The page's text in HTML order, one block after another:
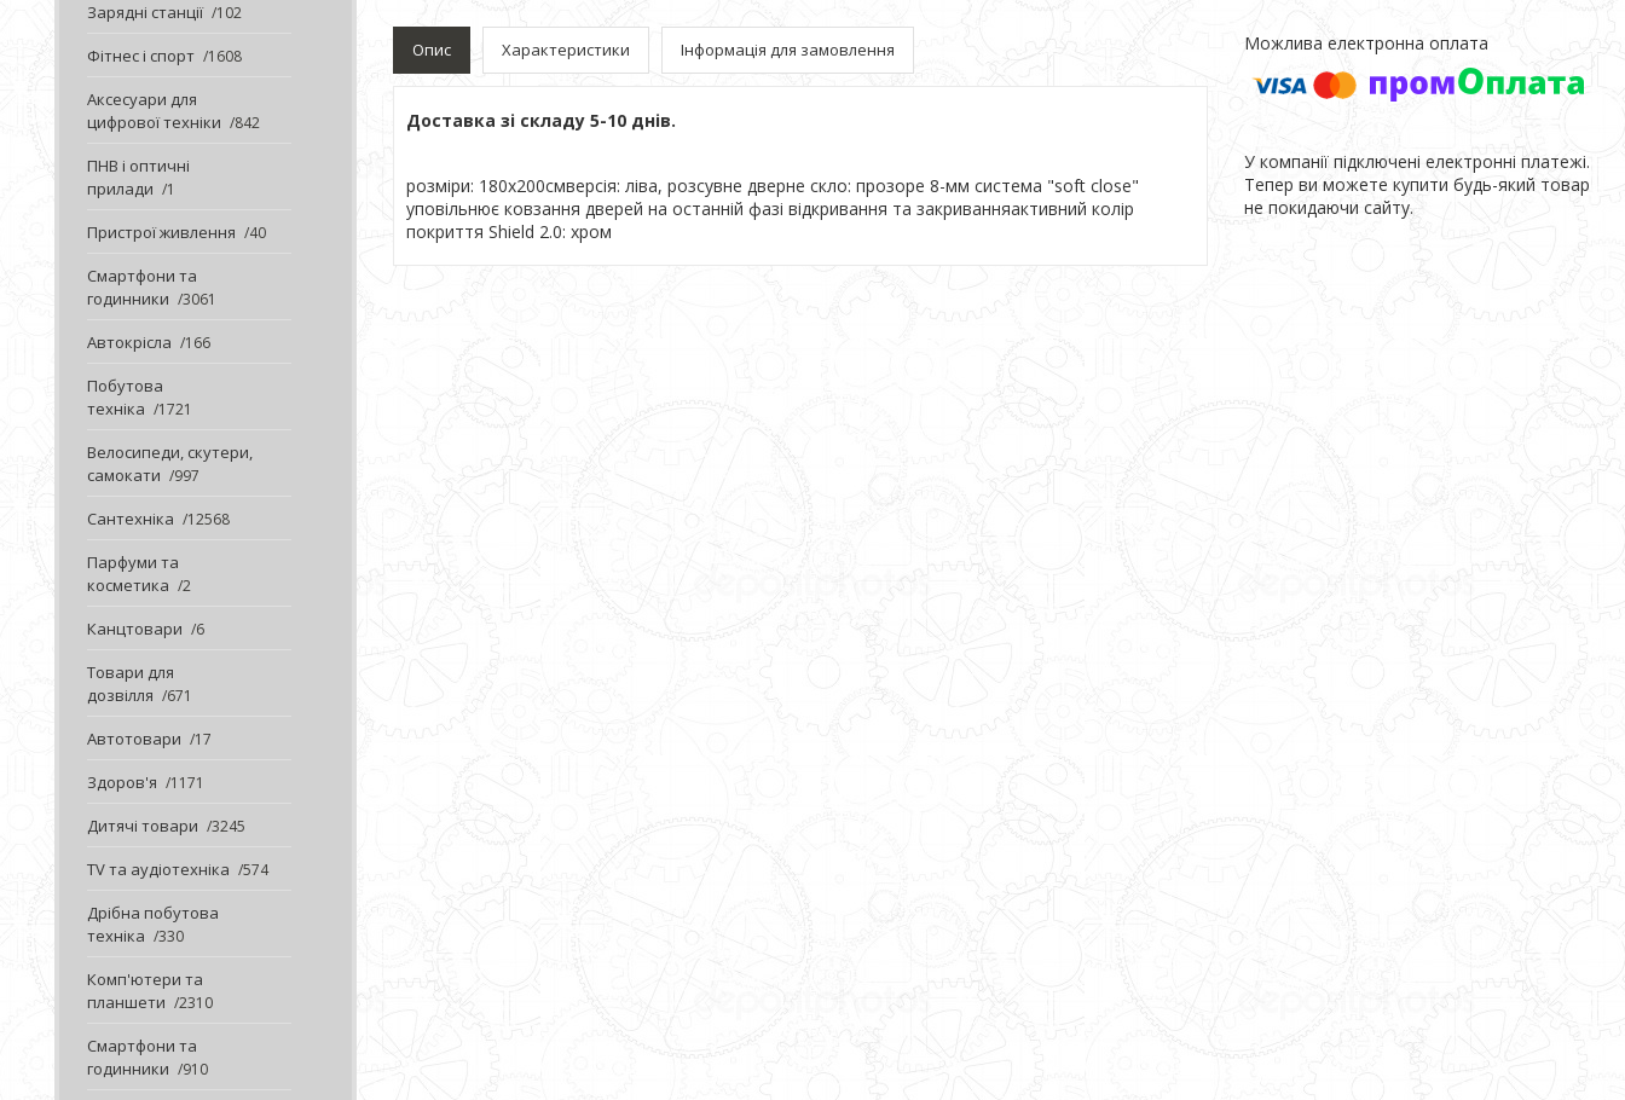
Зарядні станції 102
Фітнес і спорт 1608
Аксесуари для
цифрової техніки
842
ПНВ і оптичні
прилади
1
Пристрої живлення 40
Смартфони та
годинники
3061
Автокрісла 166
Побутова
техніка
1721
Велосипеди, скутери,
самокати
997
Сантехніка 12568
Парфуми та
косметика
2
Канцтовари 6
Товари для
дозвілля
671
Автотовари 17
Здоров'я 1171
Дитячі товари 3245
TV та аудіотехніка 574
Дрібна побутова
техніка
330
Комп'ютери та
планшети
2310
Смартфони та
годинники
910
Опис Характеристики Інформація для замовлення
Доставка зі складу 5-10 днів.
розміри: 180x200смверсія: ліва, розсувне дверне скло: прозоре 8-мм система "soft close"
уповільнює ковзання дверей на останній фазі відкривання та закриванняактивний колір
покриття Shield 2.0: хром
У компанії підключені електронні платежі.
Тепер ви можете купити будь-який товар
не покидаючи сайту.